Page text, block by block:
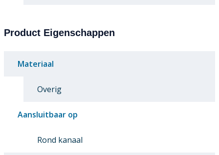
Product Eigenschappen
Materiaal
Overig
Aansluitbaar op
Rond kanaal